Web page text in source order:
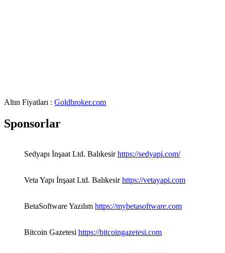
Altın Fiyatları : Goldbroker.com
Sponsorlar
Sedyapı İnşaat Ltd. Balıkesirhttps://sedyapi.com/
Veta Yapı İnşaat Ltd. Balıkesirhttps://vetayapi.com
BetaSoftware Yazılım https://mybetasoftware.com
Bitcoin Gazetesi https://bitcoingazetesi.com